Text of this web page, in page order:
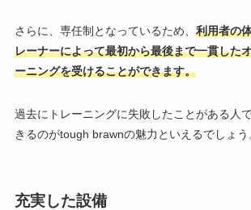
さらに、専任制となっているため、 利用者の
レーナーによって最初から最後まで一貫した
ーニングを受けることができます。
過去にトレーニングに失敗したことがある人
きるのがtough brawnの魅力といえるでしょう
充実した設備